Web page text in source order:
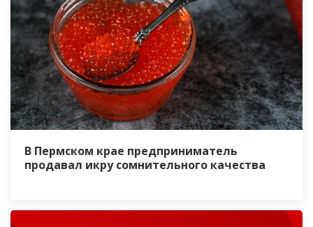
В Пермском крае предприниматель
продавал икру сомнительного качества